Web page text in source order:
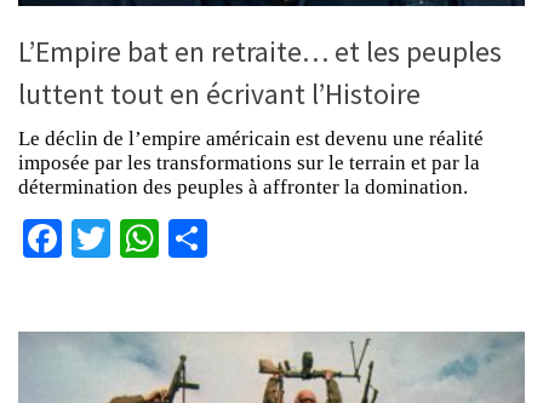
L’Empire bat en retraite… et les peuples
luttent tout en écrivant l’Histoire
Le déclin de l’empire américain est devenu une réalité
imposée par les transformations sur le terrain et par la
détermination des peuples à affronter la domination.
Facebook
TwitterWhatsApp